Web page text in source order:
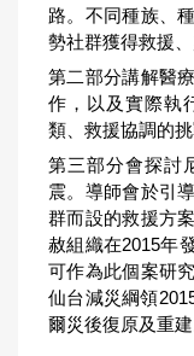
路。不同種族、
勢社群獲得救援
第二部分講解醫
作，以及實際執
類、救援協調的
第三部分會探討
震。導師會於引
群而設的救援方
赦組織在2015年
可作為此個案研
仙台減災綱領
爾災後復原及重建